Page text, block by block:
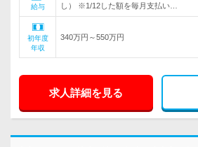
給与
し） ※1/12した額を毎月支払い…
初年度
年収
340万円～550万円
求人詳細を見る